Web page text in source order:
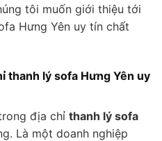
tôi muốn giới thiệu tới
Hưng Yên uy tín chất
thanh lý sofa Hưng Yên uy
địa chỉ thanh lý sofa
Là một doanh nghiệp